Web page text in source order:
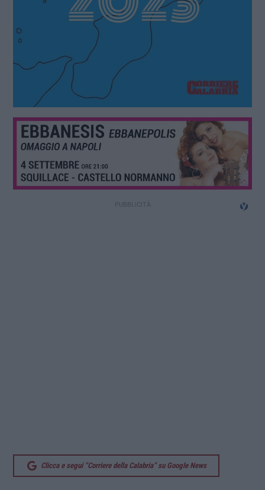
Clicca e segui “Corriere della Calabria” su Google News